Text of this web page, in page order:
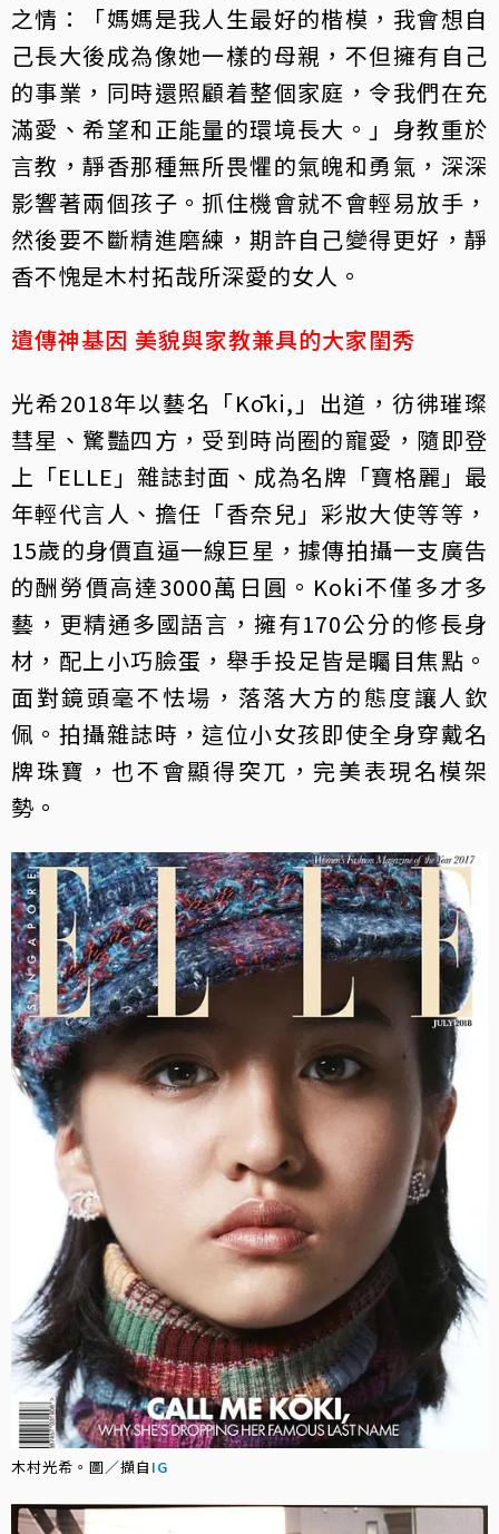
之情：「媽媽是我人生最好的楷模，我會想自
己長大後成為像她一樣的母親，不但擁有自己
的事業，同時還照顧着整個家庭，令我們在充
滿愛、希望和正能量的環境長大。」身教重於
言教，靜香那種無所畏懼的氣魄和勇氣，深深
影響著兩個孩子。抓住機會就不會輕易放手，
然後要不斷精進磨練，期許自己變得更好，靜
香不愧是木村拓哉所深愛的女人。
遺傳神基因 美貌與家教兼具的大家閨秀
光希2018年以藝名「Kōki,」出道，彷彿璀璨
彗星、驚豔四方，受到時尚圈的寵愛，隨即登
上「ELLE」雜誌封面、成為名牌「寶格麗」最
年輕代言人、擔任「香奈兒」彩妝大使等等，
15歲的身價直逼一線巨星，據傳拍攝一支廣告
的酬勞價高達3000萬日圓。Koki不僅多才多
藝，更精通多國語言，擁有170公分的修長身
材，配上小巧臉蛋，舉手投足皆是矚目焦點。
面對鏡頭毫不怯場，落落大方的態度讓人欽
佩。拍攝雜誌時，這位小女孩即使全身穿戴名
牌珠寶，也不會顯得突兀，完美表現名模架
勢。
木村光希。圖／擷自 IG